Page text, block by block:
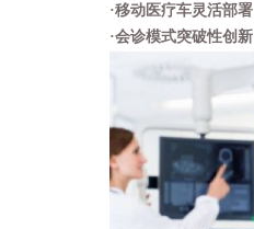
·移动医疗车灵活部署
·会诊模式突破性创新